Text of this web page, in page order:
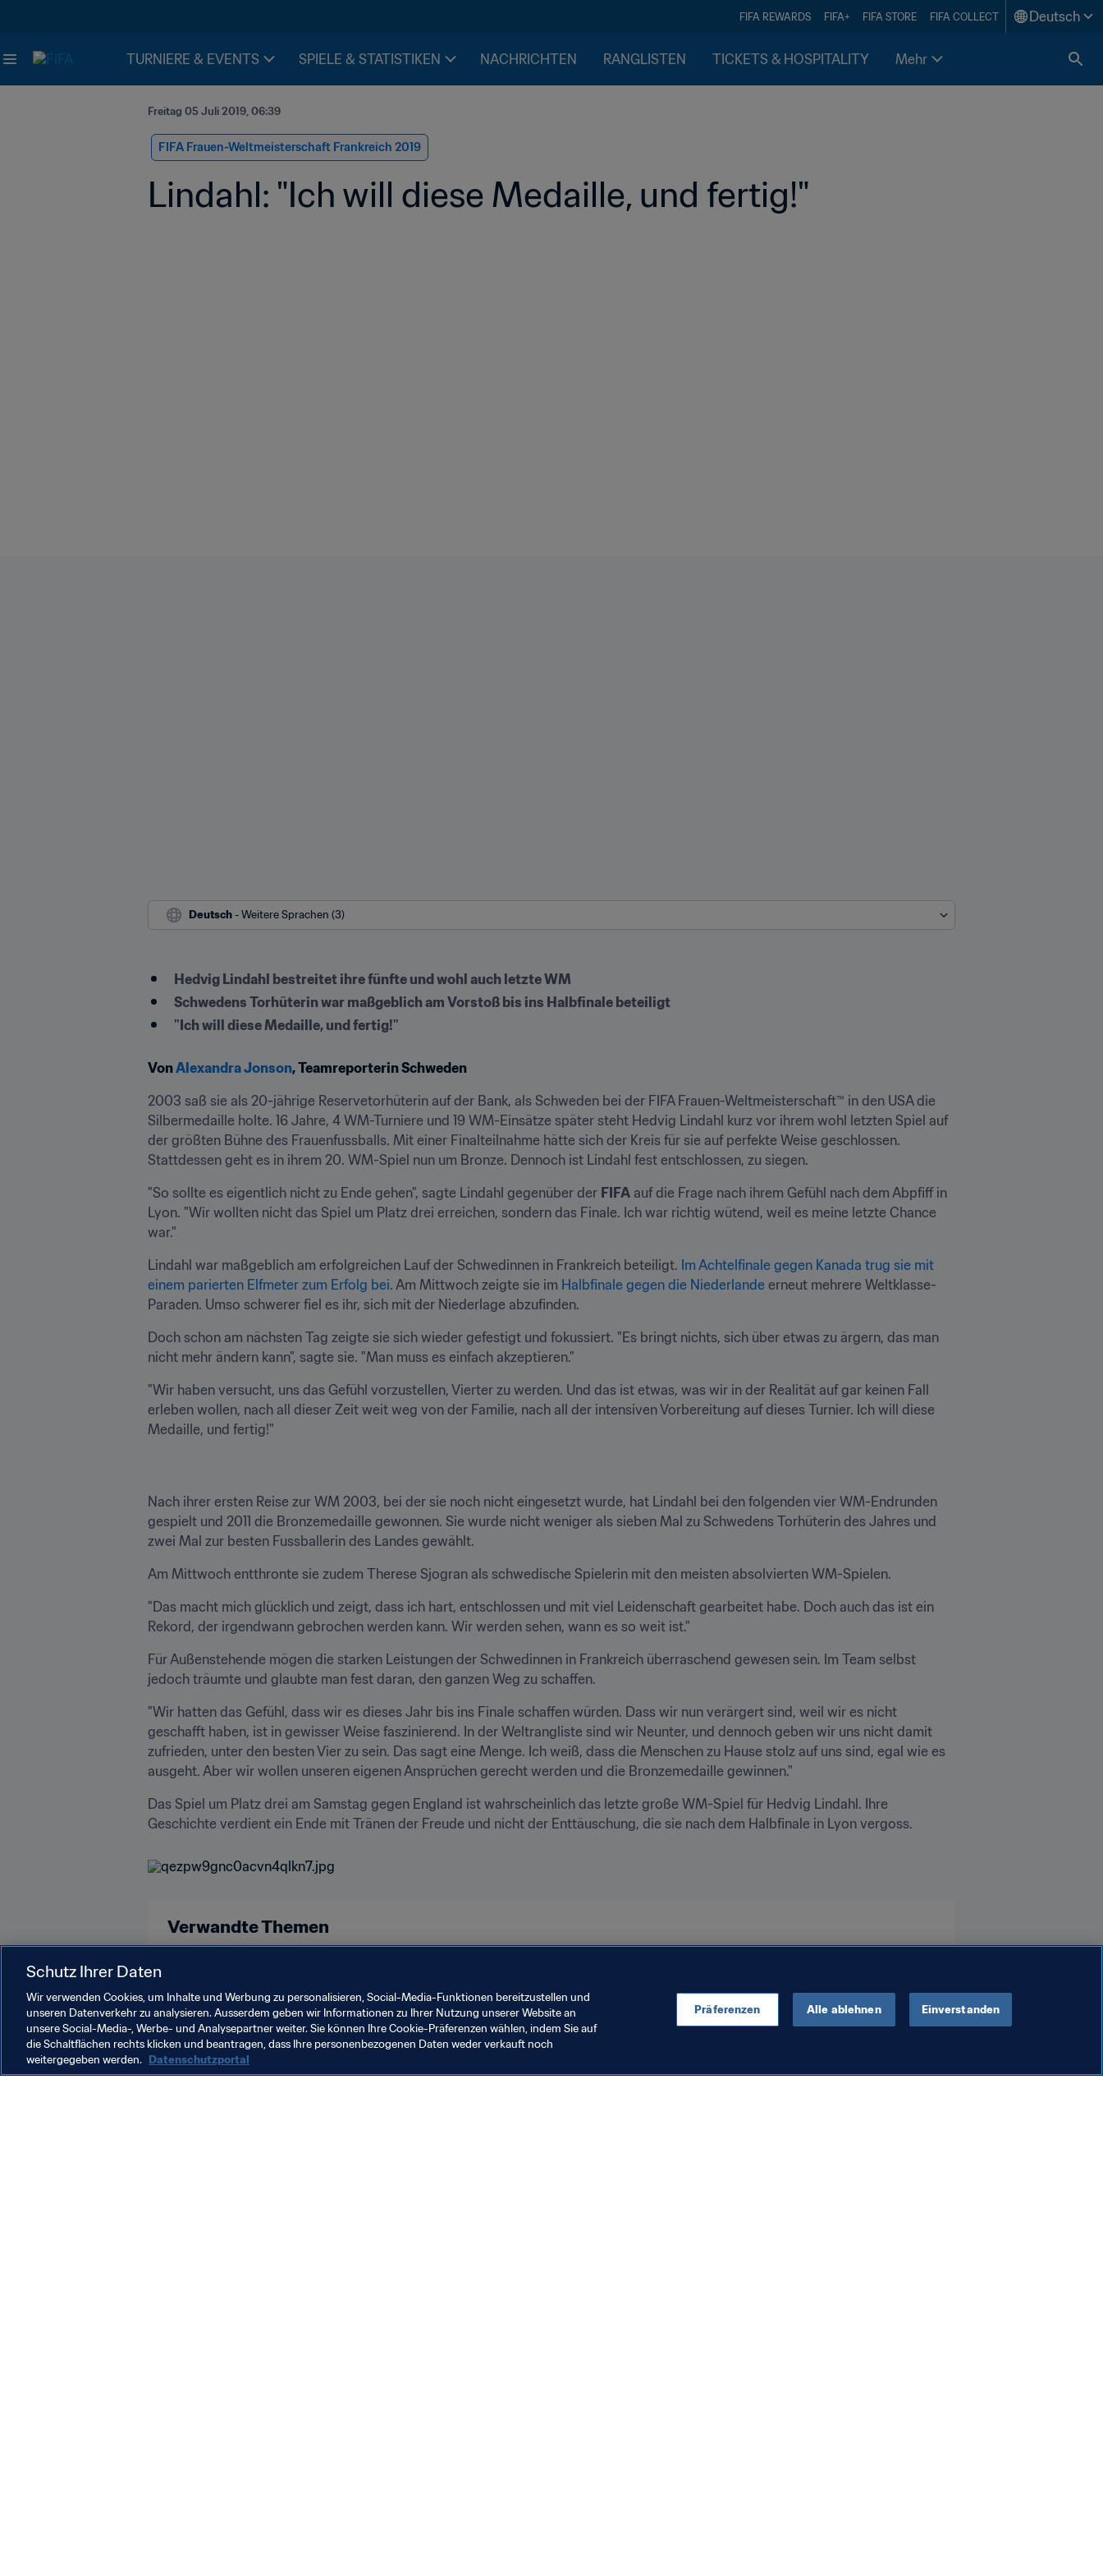
FIFA REWARDS FIFA+ FIFA STORE FIFA COLLECT Deutsch
TURNIERE & EVENTS SPIELE & STATISTIKEN NACHRICHTEN RANGLISTEN TICKETS & HOSPITALITY Mehr
Freitag 05 Juli 2019, 06:39
FIFA Frauen-Weltmeisterschaft Frankreich 2019
Lindahl: "Ich will diese Medaille, und fertig!"
Deutsch - Weitere Sprachen (3)
Hedvig Lindahl bestreitet ihre fünfte und wohl auch letzte WM
Schwedens Torhüterin war maßgeblich am Vorstoß bis ins Halbfinale beteiligt
"Ich will diese Medaille, und fertig!"
Von Alexandra Jonson, Teamreporterin Schweden
2003 saß sie als 20-jährige Reservetorhüterin auf der Bank, als Schweden bei der FIFA Frauen-Weltmeisterschaft™ in den USA die
Silbermedaille holte. 16 Jahre, 4 WM-Turniere und 19 WM-Einsätze später steht Hedvig Lindahl kurz vor ihrem wohl letzten Spiel auf
der größten Bühne des Frauenfussballs. Mit einer Finalteilnahme hätte sich der Kreis für sie auf perfekte Weise geschlossen.
Stattdessen geht es in ihrem 20. WM-Spiel nun um Bronze. Dennoch ist Lindahl fest entschlossen, zu siegen.
"So sollte es eigentlich nicht zu Ende gehen", sagte Lindahl gegenüber der FIFA auf die Frage nach ihrem Gefühl nach dem Abpfiff in
Lyon. "Wir wollten nicht das Spiel um Platz drei erreichen, sondern das Finale. Ich war richtig wütend, weil es meine letzte Chance
war."
Lindahl war maßgeblich am erfolgreichen Lauf der Schwedinnen in Frankreich beteiligt. Im Achtelfinale gegen Kanada trug sie mit
einem parierten Elfmeter zum Erfolg bei. Am Mittwoch zeigte sie im Halbfinale gegen die Niederlande erneut mehrere Weltklasse-
Paraden. Umso schwerer fiel es ihr, sich mit der Niederlage abzufinden.
Doch schon am nächsten Tag zeigte sie sich wieder gefestigt und fokussiert. "Es bringt nichts, sich über etwas zu ärgern, das man
nicht mehr ändern kann", sagte sie. "Man muss es einfach akzeptieren."
"Wir haben versucht, uns das Gefühl vorzustellen, Vierter zu werden. Und das ist etwas, was wir in der Realität auf gar keinen Fall
erleben wollen, nach all dieser Zeit weit weg von der Familie, nach all der intensiven Vorbereitung auf dieses Turnier. Ich will diese
Medaille, und fertig!"
Nach ihrer ersten Reise zur WM 2003, bei der sie noch nicht eingesetzt wurde, hat Lindahl bei den folgenden vier WM-Endrunden
gespielt und 2011 die Bronzemedaille gewonnen. Sie wurde nicht weniger als sieben Mal zu Schwedens Torhüterin des Jahres und
zwei Mal zur besten Fussballerin des Landes gewählt.
Am Mittwoch entthronte sie zudem Therese Sjogran als schwedische Spielerin mit den meisten absolvierten WM-Spielen.
"Das macht mich glücklich und zeigt, dass ich hart, entschlossen und mit viel Leidenschaft gearbeitet habe. Doch auch das ist ein
Rekord, der irgendwann gebrochen werden kann. Wir werden sehen, wann es so weit ist."
Für Außenstehende mögen die starken Leistungen der Schwedinnen in Frankreich überraschend gewesen sein. Im Team selbst
jedoch träumte und glaubte man fest daran, den ganzen Weg zu schaffen.
"Wir hatten das Gefühl, dass wir es dieses Jahr bis ins Finale schaffen würden. Dass wir nun verärgert sind, weil wir es nicht
geschafft haben, ist in gewisser Weise faszinierend. In der Weltrangliste sind wir Neunter, und dennoch geben wir uns nicht damit
zufrieden, unter den besten Vier zu sein. Das sagt eine Menge. Ich weiß, dass die Menschen zu Hause stolz auf uns sind, egal wie es
ausgeht. Aber wir wollen unseren eigenen Ansprüchen gerecht werden und die Bronzemedaille gewinnen."
Das Spiel um Platz drei am Samstag gegen England ist wahrscheinlich das letzte große WM-Spiel für Hedvig Lindahl. Ihre
Geschichte verdient ein Ende mit Tränen der Freude und nicht der Enttäuschung, die sie nach dem Halbfinale in Lyon vergoss.
Verwandte Themen
Schutz Ihrer Daten
Wir verwenden Cookies, um Inhalte und Werbung zu personalisieren, Social-Media-Funktionen bereitzustellen und
unseren Datenverkehr zu analysieren. Ausserdem geben wir Informationen zu Ihrer Nutzung unserer Website an
unsere Social-Media-, Werbe- und Analysepartner weiter. Sie können Ihre Cookie-Präferenzen wählen, indem Sie auf
die Schaltflächen rechts klicken und beantragen, dass Ihre personenbezogenen Daten weder verkauft noch
weitergegeben werden. Datenschutzportal
Präferenzen Alle ablehnen Einverstanden